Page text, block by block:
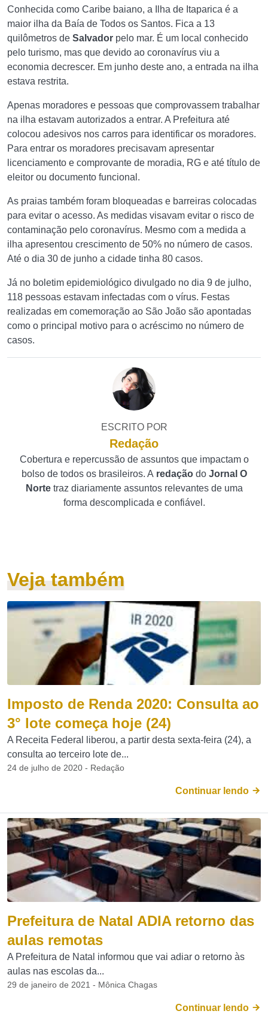
Conhecida como Caribe baiano, a Ilha de Itaparica é a
maior ilha da Baía de Todos os Santos. Fica a 13
quilômetros de Salvador pelo mar. É um local conhecido
pelo turismo, mas que devido ao coronavírus viu a
economia decrescer. Em junho deste ano, a entrada na ilha
estava restrita.
Apenas moradores e pessoas que comprovassem trabalhar
na ilha estavam autorizados a entrar. A Prefeitura até
colocou adesivos nos carros para identificar os moradores.
Para entrar os moradores precisavam apresentar
licenciamento e comprovante de moradia, RG e até título de
eleitor ou documento funcional.
As praias também foram bloqueadas e barreiras colocadas
para evitar o acesso. As medidas visavam evitar o risco de
contaminação pelo coronavírus. Mesmo com a medida a
ilha apresentou crescimento de 50% no número de casos.
Até o dia 30 de junho a cidade tinha 80 casos.
Já no boletim epidemiológico divulgado no dia 9 de julho,
118 pessoas estavam infectadas com o vírus. Festas
realizadas em comemoração ao São João são apontadas
como o principal motivo para o acréscimo no número de
casos.
ESCRITO POR
Redação
Cobertura e repercussão de assuntos que impactam o
bolso de todos os brasileiros. A redação do Jornal O
Norte traz diariamente assuntos relevantes de uma
forma descomplicada e confiável.
Veja também
Imposto de Renda 2020: Consulta ao
3° lote começa hoje (24)
A Receita Federal liberou, a partir desta sexta-feira (24), a
consulta ao terceiro lote de...
24 de julho de 2020 - Redação
Continuar lendo
Prefeitura de Natal ADIA retorno das
aulas remotas
A Prefeitura de Natal informou que vai adiar o retorno às
aulas nas escolas da...
29 de janeiro de 2021 - Mônica Chagas
Continuar lendo